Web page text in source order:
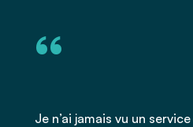
“
Je n’ai jamais vu un